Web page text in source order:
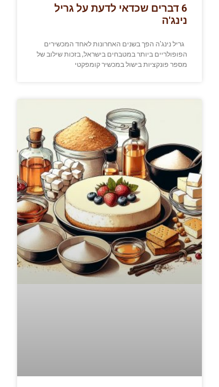
6 דברים שכדאי לדעת על גריל
נינג'ה
גריל נינג'ה הפך בשנים האחרונות לאחד המכשירים
הפופולריים ביותר במטבחים בישראל, בזכות שילוב של
מספר פונקציות בישול במכשיר קומפקטי